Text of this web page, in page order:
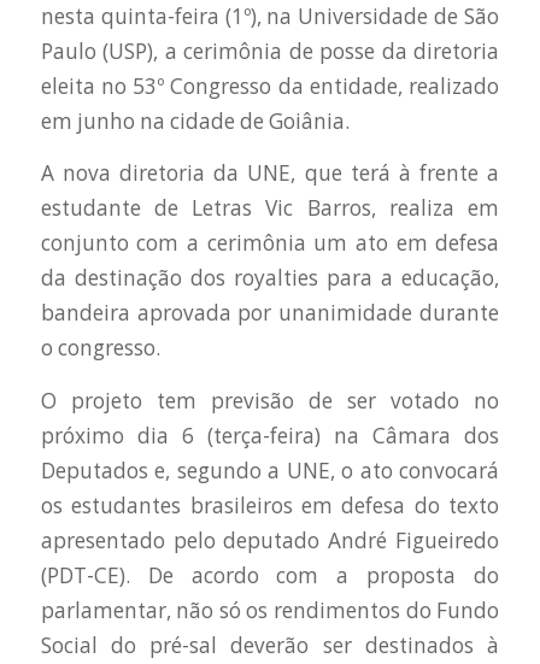
nesta quinta-feira (1º), na Universidade de São
Paulo (USP), a cerimônia de posse da diretoria
eleita no 53º Congresso da entidade, realizado
em junho na cidade de Goiânia.
A nova diretoria da UNE, que terá à frente a
estudante de Letras Vic Barros, realiza em
conjunto com a cerimônia um ato em defesa
da destinação dos royalties para a educação,
bandeira aprovada por unanimidade durante
o congresso.
O projeto tem previsão de ser votado no
próximo dia 6 (terça-feira) na Câmara dos
Deputados e, segundo a UNE, o ato convocará
os estudantes brasileiros em defesa do texto
apresentado pelo deputado André Figueiredo
(PDT-CE). De acordo com a proposta do
parlamentar, não só os rendimentos do Fundo
Social do pré-sal deverão ser destinados à